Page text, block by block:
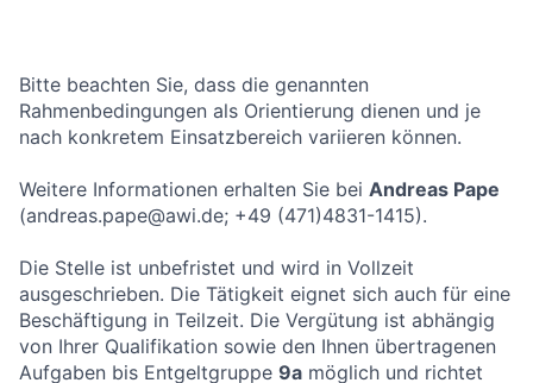
Bitte beachten Sie, dass die genannten
Rahmenbedingungen als Orientierung dienen und je
nach konkretem Einsatzbereich variieren können.
Weitere Informationen erhalten Sie bei Andreas Pape
(andreas.pape@awi.de; +49 (471)4831-1415).
Die Stelle ist unbefristet und wird in Vollzeit
ausgeschrieben. Die Tätigkeit eignet sich auch für eine
Beschäftigung in Teilzeit. Die Vergütung ist abhängig
von Ihrer Qualifikation sowie den Ihnen übertragenen
Aufgaben bis Entgeltgruppe 9a möglich und richtet